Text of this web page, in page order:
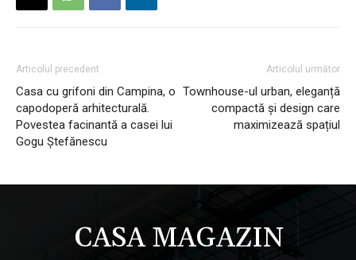
Articolul precedent
Casa cu grifoni din Campina, o
capodoperă arhitecturală.
Povestea facinantă a casei lui
Gogu Ștefănescu
Articolul următor
Townhouse-ul urban, eleganță
compactă și design care
maximizează spațiul
CASA MAGAZIN